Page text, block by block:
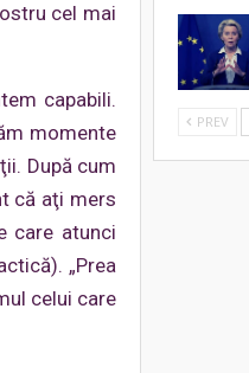
cel mai
capabili.
momente
După cum
că aţi mers
care atunci
„Prea
celui care
PREV